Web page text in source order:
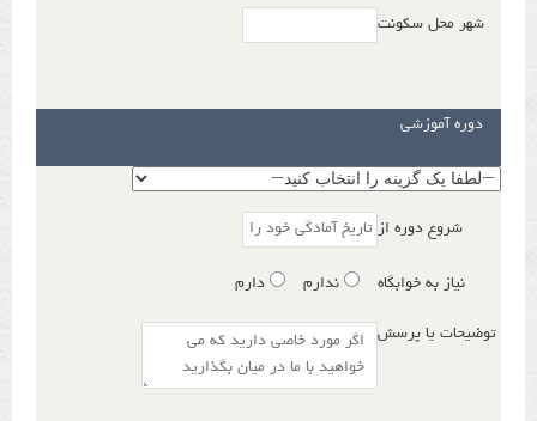
شهر محل سکونت
دوره آموزشی
شروع دوره از
نیاز به خوابگاه ندارم دارم
توضیحات یا پرسش